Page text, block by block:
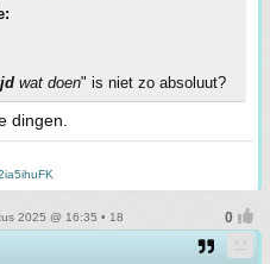
wat doen" is niet zo absoluut?
dingen.
2025 @ 16:35 • 18